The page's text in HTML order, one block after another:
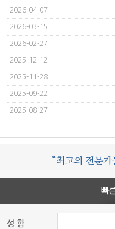
2026-04-07
2026-03-15
2026-02-27
2025-12-12
2025-11-28
2025-09-22
2025-08-27
“최고의 전문
빠
성 함